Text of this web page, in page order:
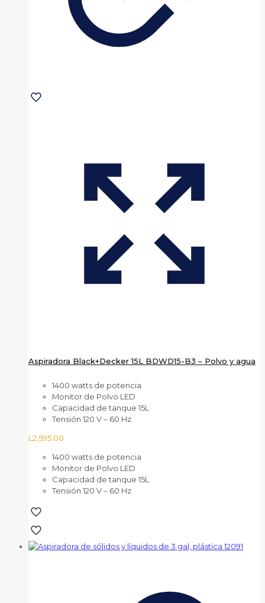
Aspiradora Black+Decker 15L BDWD15-B3 – Polvo y agua
1400 watts de potencia
Monitor de Polvo LED
Capacidad de tanque 15L
Tensión 120 V – 60 Hz
L 2,595.00
1400 watts de potencia
Monitor de Polvo LED
Capacidad de tanque 15L
Tensión 120 V – 60 Hz